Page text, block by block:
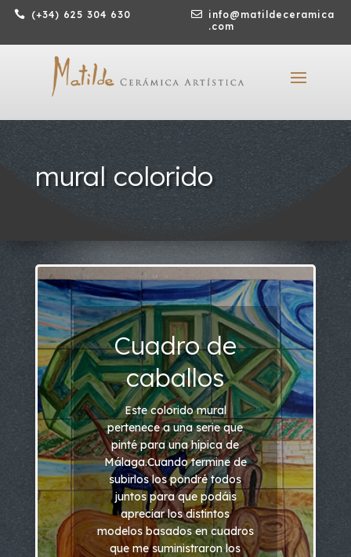
 (+34) 625 304 630 
info@matildeceramica
.com
mural colorido
Cuadro de
caballos
Este colorido mural
pertenece a una serie que
pinté para una hípica de
Málaga.Cuando termine de
subirlos los pondré todos
juntos para que podáis
apreciar los distintos
modelos basados en cuadros
que me suministraron los